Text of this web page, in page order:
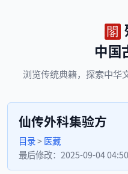
中国
浏览传统典籍， 探索中华
仙传外科集验方
目录>医藏
最后修改： 2025-09-04